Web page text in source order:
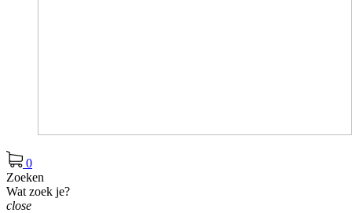
0
Zoeken
Wat zoek je?
close